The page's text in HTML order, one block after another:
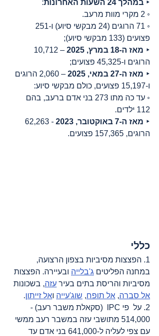
‣ במהלך 24 השעות האחרונות
:
◦ 2 מקרי מוות מרעב.
פצועים (133 מבקשי סיוע);
‣ מאז ה-18 במרץ, 2025
הרוגים ו-45,325 פצועים;
‣ מאז ה-27 במאי, 2025
– 2,060 הרוגים
ו-15,197 פצועים, כולם מבקשי סיוע:
◦ עד כה מתו 273 בני אדם ברעב, בהם
112 ילדים.
‣ מאז ה-7 באוקטובר, 2023
הרוגים, 157,365 פצועים.
כללי
1. הפצצות מסיביות בצפון הרצועה,
במחנה הפליטים ג'בלייה ובעיירה. הפצצות
מסיביות והריסת בתים בעיר עזה, בשכונות
אל סברה, אל תופח, שוג'עייה ואל זייתון.
2. על  פי IPC  (סקאלת משבר רעב) -
514,000 מתושבי עזה במשבר רעב ממשי
עם צפי לעליה ל-641,000 בני אדם עד